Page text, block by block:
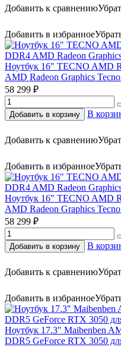
Добавить к сравнению
Добавить в избранное
Ноутбук 16" TECNO AMD
AMD Radeon Graphics
58 299 ₽
Добавить в корзину В
Добавить к сравнению
Добавить в избранное
Ноутбук 16" TECNO AMD
AMD Radeon Graphics
58 299 ₽
Добавить в корзину В
Добавить к сравнению
Добавить в избранное
Ноутбук 17.3" Maibenben
DDR5 GeForce RTX 3050